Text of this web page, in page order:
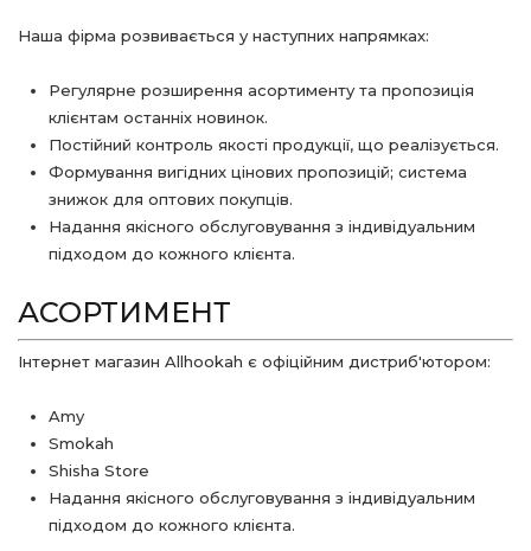
Наша фірма розвивається у наступних напрямках:
Регулярне розширення асортименту та пропозиція
клієнтам останніх новинок.
Постійний контроль якості продукції, що реалізується.
Формування вигідних цінових пропозицій; система
знижок для оптових покупців.
Надання якісного обслуговування з індивідуальним
підходом до кожного клієнта.
АСОРТИМЕНТ
Інтернет магазин Allhookah є офіційним дистриб'ютором:
Amy
Smokah
Shisha Store
Надання якісного обслуговування з індивідуальним
підходом до кожного клієнта.